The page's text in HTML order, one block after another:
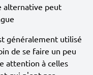
alternative peut
généralement utilisé
de se faire un peu
attention à celles